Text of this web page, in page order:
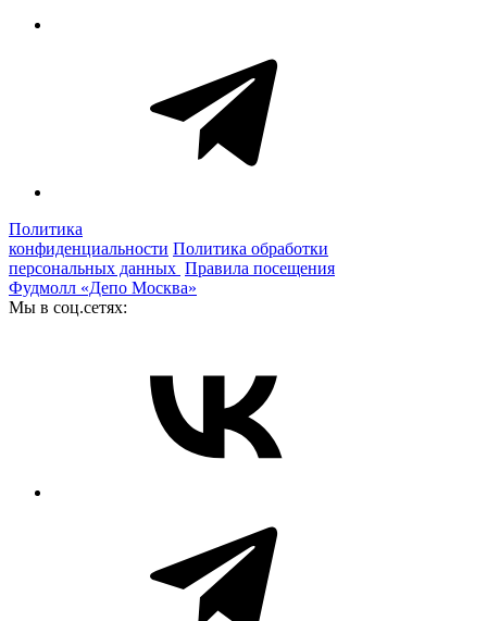
Политика
конфиденциальности Политика обработки
персональных данных Правила посещения
Фудмолл «Депо Москва»
Мы в соц.сетях: